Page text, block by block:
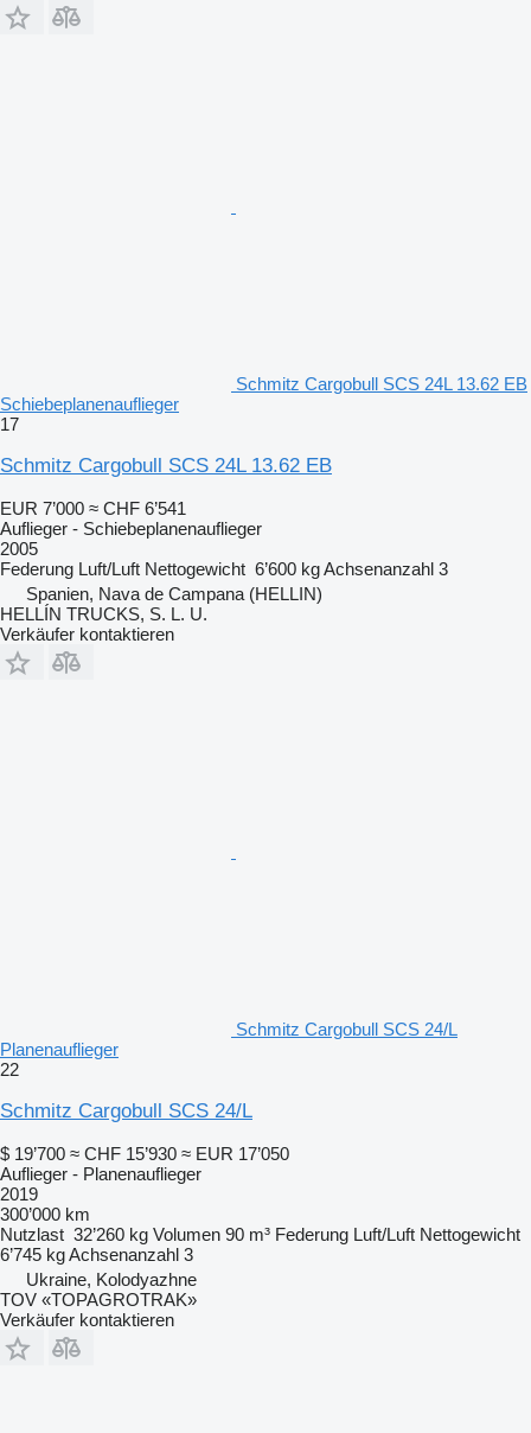
Schmitz Cargobull SCS 24L 13.62 EB
Schiebeplanenauflieger
17
Schmitz Cargobull SCS 24L 13.62 EB
EUR 7’000 ≈ CHF 6’541
Auflieger - Schiebeplanenauflieger
2005
Federung Luft/Luft Nettogewicht 6’600 kgAchsenanzahl 3
Spanien, Nava de Campana (HELLIN)
HELLÍN TRUCKS, S. L. U.
Verkäufer kontaktieren
Schmitz Cargobull SCS 24/L
Planenauflieger
22
Schmitz Cargobull SCS 24/L
$ 19’700 ≈ CHF 15’930 ≈ EUR 17’050
Auflieger - Planenauflieger
2019
300’000 km
Nutzlast 32’260 kg Volumen 90 m³ Federung Luft/Luft Nettogewicht
6’745 kgAchsenanzahl 3
Ukraine, Kolodyazhne
TOV «TOPAGROTRAK»
Verkäufer kontaktieren